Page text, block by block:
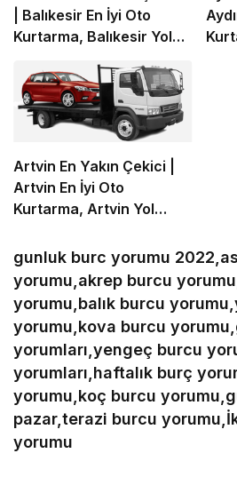
| Balıkesir En İyi Oto
Kurtarma, Balıkesir Yol
Artvin En Yakın Çekici |
Artvin En İyi Oto
Kurtarma, Artvin Yol
gunluk burc yorumu
yorumu,akrep burcu
yorumu,balık burcu
yorumu,kova burcu
yorumları,yengeç burcu
yorumları,haftalık burç
yorumu,koç burcu
pazar,terazi burcu
yorumu